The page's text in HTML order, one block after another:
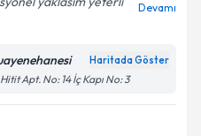
Devamı
Haritada Göster
Apt. No: 14 İç Kapı No: 3